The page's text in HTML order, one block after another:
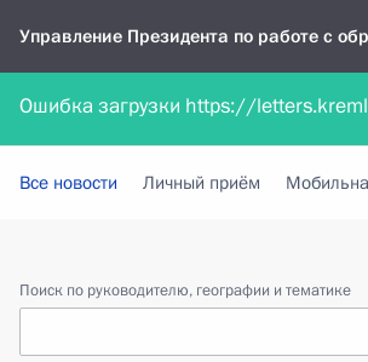
Управление Президента по работе с
Обратиться в форме электронного
Все новости Личный приём
Поиск по руководителю, географии и тематике
Ошибка загрузки https://